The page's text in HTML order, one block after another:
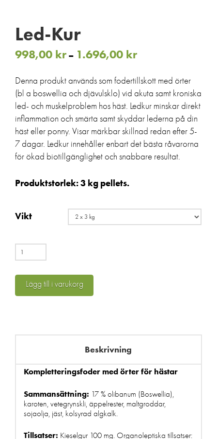
Led-Kur
998,00 kr – 1.696,00 krPrisintervall:
1.696,00 kr
Denna produkt används som fodertillskott med örter
(bl a boswellia och djävulsklo) vid akuta samt kroniska
led- och muskelproblem hos häst. Ledkur minskar direkt
inflammation och smärta samt skyddar lederna på din
häst eller ponny. Visar märkbar skillnad redan efter 5-
7 dagar. Ledkur innehåller enbart det bästa råvarorna
för ökad biotillgänglighet och snabbare resultat.
Produktstorlek: 3 kg pellets.
Vikt
Led-
mängd
Lägg till i varukorg
Beskrivning
Kompletteringsfoder med örter för hästar
Sammansättning: 17 % olibanum (Boswellia),
karoten, vetegrynskli, äppelrester, maltgroddar,
sojaolja, jäst, kolsyrad algkalk.
Tillsatser: Kieselgur 100 mg. Organoleptiska tillsatser: